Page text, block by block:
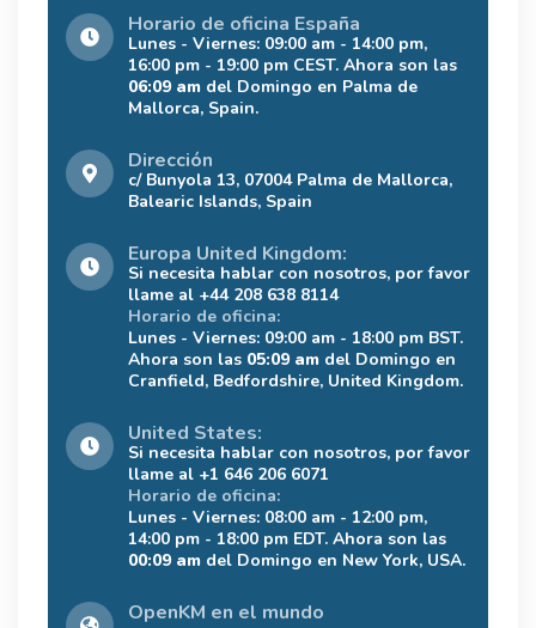
Horario de oficina España
Lunes - Viernes: 09:00 am - 14:00 pm,
16:00 pm - 19:00 pm CEST. Ahora son las
06:09 am del Domingo en Palma de
Mallorca, Spain.
Dirección
c/ Bunyola 13, 07004 Palma de Mallorca,
Balearic Islands, Spain
Europa United Kingdom:
Si necesita hablar con nosotros, por favor
llame al +44 208 638 8114
Horario de oficina:
Lunes - Viernes: 09:00 am - 18:00 pm BST.
Ahora son las 05:09 am del Domingo en
Cranfield, Bedfordshire, United Kingdom.
United States:
Si necesita hablar con nosotros, por favor
llame al +1 646 206 6071
Horario de oficina:
Lunes - Viernes: 08:00 am - 12:00 pm,
14:00 pm - 18:00 pm EDT. Ahora son las
00:09 am del Domingo en New York, USA.
OpenKM en el mundo